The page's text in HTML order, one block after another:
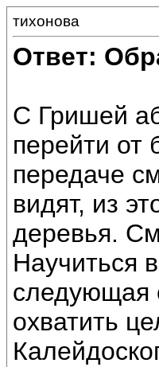
тихонова
Ответ:
С Гришей
перейти от
передаче
видят, из
деревья.
Научиться
следующая
охватить